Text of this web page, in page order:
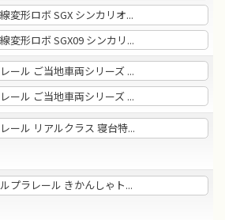
線変形ロボ SGX シンカリオ...
線変形ロボ SGX09 シンカリ...
レール ご当地車両シリーズ ...
レール ご当地車両シリーズ ...
レール リアルクラス 寝台特...
プラレール きかんしゃト...